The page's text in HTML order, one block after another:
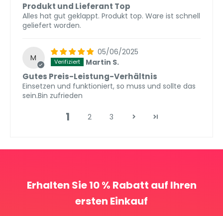
Produkt und Lieferant Top
Alles hat gut geklappt. Produkt top. Ware ist schnell
geliefert worden.
M
05/06/2025
Martin S.
Gutes Preis-Leistung-Verhältnis
Einsetzen und funktioniert, so muss und sollte das
sein.Bin zufrieden
1 2 3
Erhalten Sie 10 % Rabatt auf Ihren
ersten Einkauf